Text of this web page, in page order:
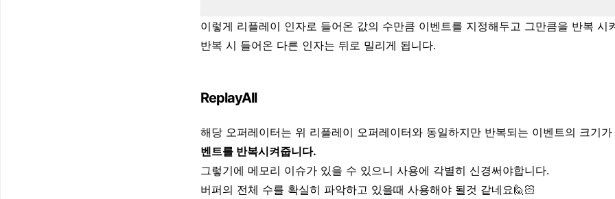
이렇게 리플레이 인자로 들어온 값의 수만큼 이벤트를 지정해두고 그만큼을 반복 시
반복 시 들어온 다른 인자는 뒤로 밀리게 됩니다.
ReplayAll
해당 오퍼레이터는 위 리플레이 오퍼레이터와 동일하지만 반복되는 이벤트의 크기
벤트를 반복시켜줍니다.
그렇기에 메모리 이슈가 있을 수 있으니 사용에 각별히 신경써야합니다.
버퍼의 전체 수를 확실히 파악하고 있을때 사용해야 될것 같네요🙋🏻